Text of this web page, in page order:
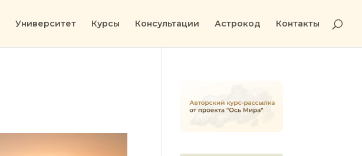
Университет Курсы Консультации Астрокод Контакты